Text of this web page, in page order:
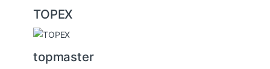
TOPEX
topmaster